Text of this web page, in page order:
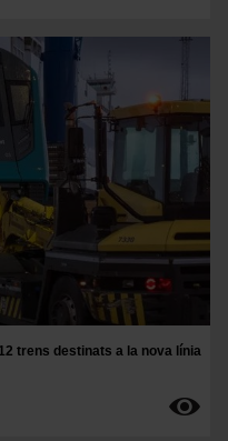
trens destinats a la nova línia